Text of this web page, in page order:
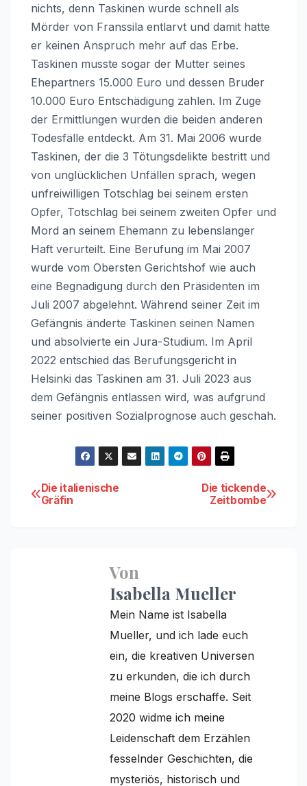
nichts, denn Taskinen wurde schnell als
Mörder von Franssila entlarvt und damit hatte
er keinen Anspruch mehr auf das Erbe.
Taskinen musste sogar der Mutter seines
Ehepartners 15.000 Euro und dessen Bruder
10.000 Euro Entschädigung zahlen. Im Zuge
der Ermittlungen wurden die beiden anderen
Todesfälle entdeckt. Am 31. Mai 2006 wurde
Taskinen, der die 3 Tötungsdelikte bestritt und
von unglücklichen Unfällen sprach, wegen
unfreiwilligen Totschlag bei seinem ersten
Opfer, Totschlag bei seinem zweiten Opfer und
Mord an seinem Ehemann zu lebenslanger
Haft verurteilt. Eine Berufung im Mai 2007
wurde vom Obersten Gerichtshof wie auch
eine Begnadigung durch den Präsidenten im
Juli 2007 abgelehnt. Während seiner Zeit im
Gefängnis änderte Taskinen seinen Namen
und absolvierte ein Jura-Studium. Im April
2022 entschied das Berufungsgericht in
Helsinki das Taskinen am 31. Juli 2023 aus
dem Gefängnis entlassen wird, was aufgrund
seiner positiven Sozialprognose auch geschah.
BeitragsnavigationDie tickende
Zeitbombe
Die italienische
Gräfin
Von
Isabella Mueller
Mein Name ist Isabella
Mueller, und ich lade euch
ein, die kreativen Universen
zu erkunden, die ich durch
meine Blogs erschaffe. Seit
2020 widme ich meine
Leidenschaft dem Erzählen
fesselnder Geschichten, die
mysteriös, historisch und